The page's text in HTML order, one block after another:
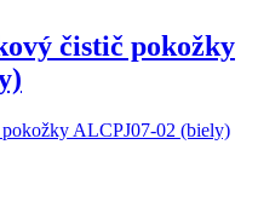
čistič pokožky
ALCPJ07-02 (biely)